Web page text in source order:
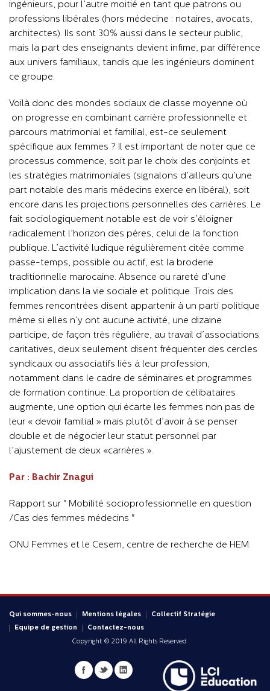
ingénieurs, pour l’autre moitié en tant que patrons ou
professions libérales (hors médecine : notaires, avocats,
architectes). Ils sont 30% aussi dans le secteur public,
mais la part des enseignants devient infime, par différence
aux univers familiaux, tandis que les ingénieurs dominent
ce groupe.
Voilà donc des mondes sociaux de classe moyenne où
on progresse en combinant carrière professionnelle et
parcours matrimonial et familial, est-ce seulement
spécifique aux femmes ? Il est important de noter que ce
processus commence, soit par le choix des conjoints et
les stratégies matrimoniales (signalons d’ailleurs qu’une
part notable des maris médecins exerce en libéral), soit
encore dans les projections personnelles des carrières. Le
fait sociologiquement notable est de voir s’éloigner
radicalement l’horizon des pères, celui de la fonction
publique. L’activité ludique régulièrement citée comme
passe-temps, possible ou actif, est la broderie
traditionnelle marocaine. Absence ou rareté d’une
implication dans la vie sociale et politique. Trois des
femmes rencontrées disent appartenir à un parti politique
même si elles n’y ont aucune activité, une dizaine
participe, de façon très régulière, au travail d’associations
caritatives, deux seulement disent fréquenter des cercles
syndicaux ou associatifs liés à leur profession,
notamment dans le cadre de séminaires et programmes
de formation continue. La proportion de célibataires
augmente, une option qui écarte les femmes non pas de
leur « devoir familial » mais plutôt d’avoir à se penser
double et de négocier leur statut personnel par
l’ajustement de deux «carrières ».
Par : Bachir Znagui
Rapport sur " Mobilité socioprofessionnelle en question
/Cas des femmes médecins "
ONU Femmes et le Cesem, centre de recherche de HEM.
Qui sommes-nous Mentions légales
Collectif Stratégie
Equipe de gestion
Contactez-nous
Copyright © 2019 All Rights Reserved